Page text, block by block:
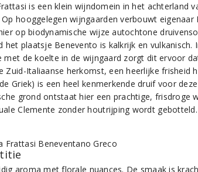
is een klein wijndomein in het achterland
Op hooggelegen wijngaarden verbouwt eigenaar
op biodynamische wijze autochtone
het plaatsje Benevento is kalkrijk en vulkanisch.
met de koelte in de wijngaard zorgt dit ervoor
Zuid-Italiaanse herkomst, een heerlijke frisheid
Griek) is een heel kenmerkende druif voor
grond ontstaat hier een prachtige, frisdroge
Clemente zonder houtrijping wordt gebotteld.
aroma met florale nuances. De smaak is